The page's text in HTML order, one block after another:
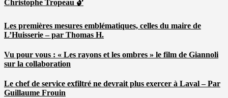
Christophe Tropeau 🔓
Les premières mesures emblématiques, celles du maire de
L’Huisserie – par Thomas H.
Vu pour vous : « Les rayons et les ombres » le film de Giannoli
sur la collaboration
Le chef de service exfiltré ne devrait plus exercer à Laval – Par
Guillaume Frouin